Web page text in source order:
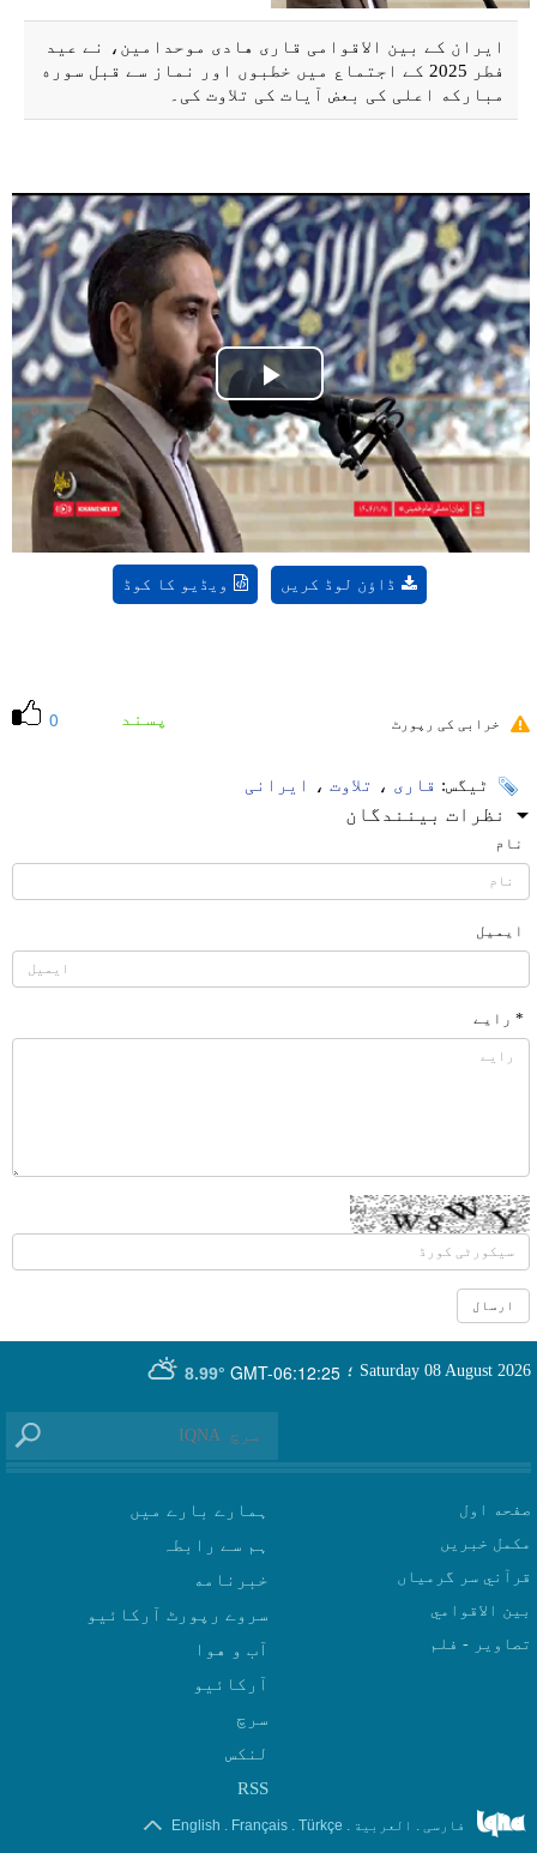
ایران کے بین الاقوامی قاری هادی موحدامین، نے عید
فطر 2025 کے اجتماع میں خطبوں اور نماز سے قبل سوره
مبارکه اعلی کی بعض آیات کی تلاوت کی۔
Play
Video
ویڈیو کا کوڈ ڈاؤن لوڈ کریں
0 پسند خرابی کی رپورٹ
ٹیگس: قاری ، تلاوت ، ایرانی
نظرات بینندگان
نام
ایمیل
* رایے
GMT-06:12:25
8.99° Saturday 08 August 2026 ؛
صفحه اول
مکمل خبریں
قرآني سر گرمياں
بين الاقوامي
تصاوير - فلم
ہمارے بارے میں
ہم سے رابطہ
سروے رپورٹ آرکائیو
آب و هوا
سرچ
لنکس
RSS
فارسی . العربیة .
Türkçe
.
Français
.
English